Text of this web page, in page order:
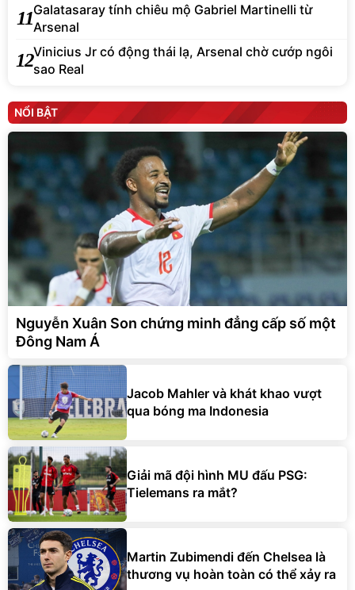
11Galatasaray tính chiêu mộ Gabriel Martinelli từ
Arsenal
12Vinicius Jr có động thái lạ, Arsenal chờ cướp ngôi
sao Real
NỔI BẬT
Nguyễn Xuân Son chứng minh đẳng cấp số một
Đông Nam Á
Jacob Mahler và khát khao vượt
qua bóng ma Indonesia
Giải mã đội hình MU đấu PSG:
Tielemans ra mắt?
Martin Zubimendi đến Chelsea là
thương vụ hoàn toàn có thể xảy ra